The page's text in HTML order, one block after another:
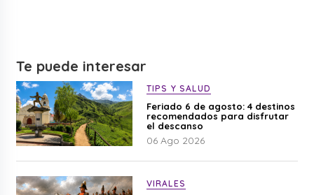
Te puede interesar
TIPS Y SALUD
Feriado 6 de agosto: 4 destinos
recomendados para disfrutar
el descanso
06 Ago 2026
VIRALES